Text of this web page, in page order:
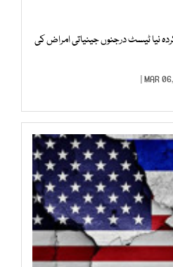
نیا ٹیسٹ درجنوں جینیاتی امراض کی